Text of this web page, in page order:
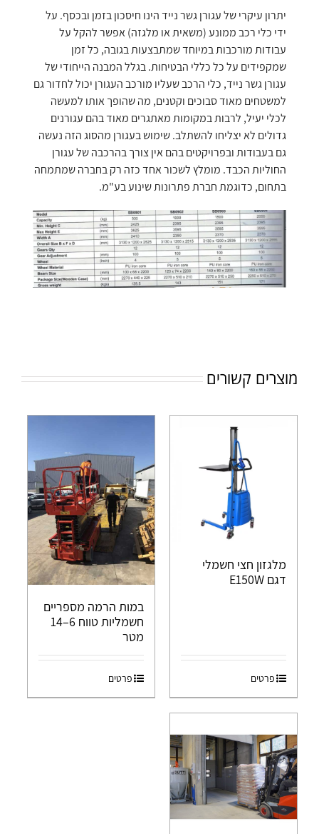
יתרון עיקרי של עגורן גשר נייד הינו חיסכון בזמן ובכסף. על
ידי כלי רכב ממונע (משאית או מלגזה) אפשר להקל על
עבודות מורכבות במיוחד שמתבצעות בגובה, כל זמן
שמקפידים על כל כללי הבטיחות. בגלל המבנה הייחודי של
עגורן גשר נייד, כלי הרכב שעליו מורכב העגורן יכול לחדור גם
למשטחים מאוד סבוכים וקטנים, מה שהופך אותו למעשה
לכלי יעיל, לרבות במקומות מאתגרים מאוד בהם עגורנים
גדולים לא יצליחו להשתלב. שימוש בעגורן מהסוג הזה נעשה
גם בעבודות ובפרויקטים בהם אין צורך בהרכבה של עגורן
החוליות הכבד. מומלץ לשכור אחד כזה רק בחברה שמתמחה
בתחום, כדוגמת חברת פתרונות שינוע בע"מ.
מוצרים קשורים
מלגזון חצי חשמלי
דגם E150W
פרטים
במות הרמה מספריים
חשמליות טווח 6–14
מטר
פרטים